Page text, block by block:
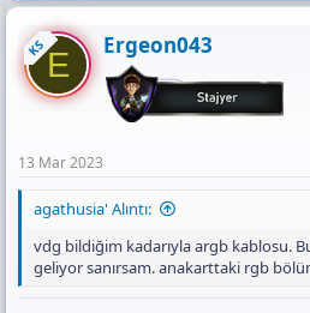
KSE Ergeon043
13 Mar 2023
agathusia' Alıntı:
vdg bildiğim kadarıyla argb kablosu.
geliyor sanırsam. anakarttaki rgb